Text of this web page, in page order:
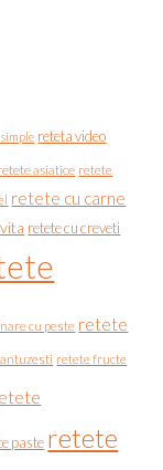
reteta video
asiatice retete
retete cu carne
retete cu creveti
cu peste retete
retete fructe
paste retete